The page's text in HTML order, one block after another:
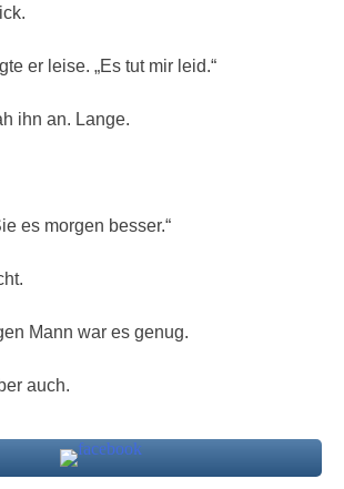
er leise. „Es tut mir leid.“
ihn an. Lange.
es morgen besser.“
Mann war es genug.
auch.